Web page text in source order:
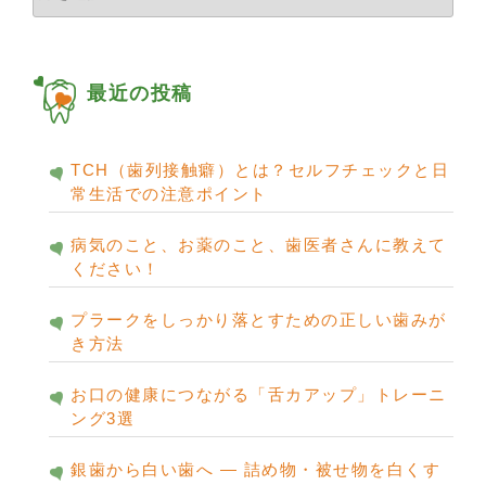
ブ
最近の投稿
TCH（歯列接触癖）とは？セルフチェックと日
常生活での注意ポイント
病気のこと、お薬のこと、歯医者さんに教えて
ください！
プラークをしっかり落とすための正しい歯みが
き方法
お口の健康につながる「舌カアップ」トレーニ
ング3選
銀歯から白い歯へ ― 詰め物・被せ物を白くす